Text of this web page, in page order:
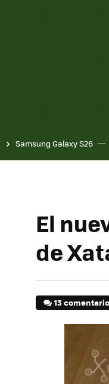
Samsung Galaxy S26
El
de
13